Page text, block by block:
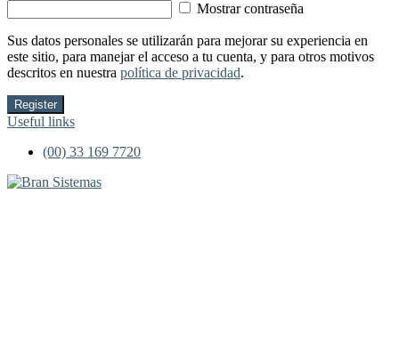
Mostrar contraseña
Sus datos personales se utilizarán para mejorar su experiencia en
este sitio, para manejar el acceso a tu cuenta, y para otros motivos
descritos en nuestra política de privacidad.
Register
Useful links
(00) 33 169 7720